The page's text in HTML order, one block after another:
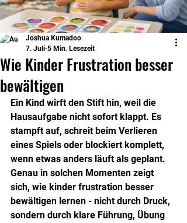
Wie Kinder Frustration besser
bewältigen
Joshua Kumadoo
7. Juli 5 Min. Lesezeit
Ein Kind wirft den Stift hin, weil die
Hausaufgabe nicht sofort klappt. Es
stampft auf, schreit beim Verlieren
eines Spiels oder blockiert komplett,
wenn etwas anders läuft als geplant.
Genau in solchen Momenten zeigt
sich, wie kinder frustration besser
bewältigen lernen - nicht durch Druck,
sondern durch klare Führung, Übung